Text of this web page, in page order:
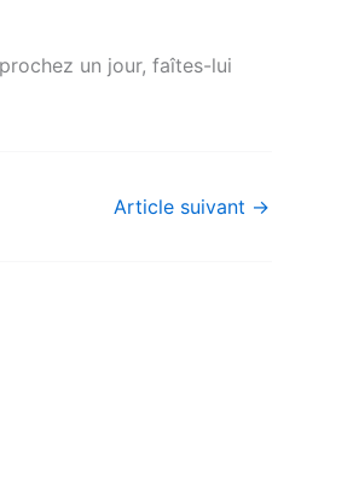
un jour, faîtes-lui
Article suivant →